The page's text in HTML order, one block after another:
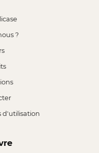
?
d'utilisation